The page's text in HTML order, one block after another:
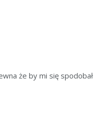
że by mi się spodobał